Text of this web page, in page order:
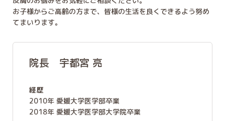
お子様からご高齢の方まで、皆様の生活を良くできるよう努め
てまいります。
院長 宇都宮 亮
経歴
2010年 愛媛大学医学部卒業
2018年 愛媛大学医学部大学院卒業